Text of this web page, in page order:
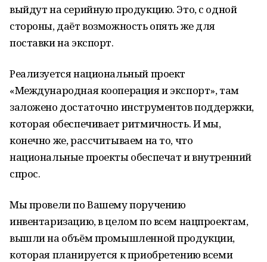
выйдут на серийную продукцию. Это, с одной
стороны, даёт возможность опять же для
поставки на экспорт.
Реализуется национальный проект
«Международная кооперация и экспорт», там
заложено достаточно инструментов поддержки,
которая обеспечивает ритмичность. И мы,
конечно же, рассчитываем на то, что
национальные проекты обеспечат и внутренний
спрос.
Мы провели по Вашему поручению
инвентаризацию, в целом по всем нацпроектам,
вышли на объём промышленной продукции,
которая планируется к приобретению всеми